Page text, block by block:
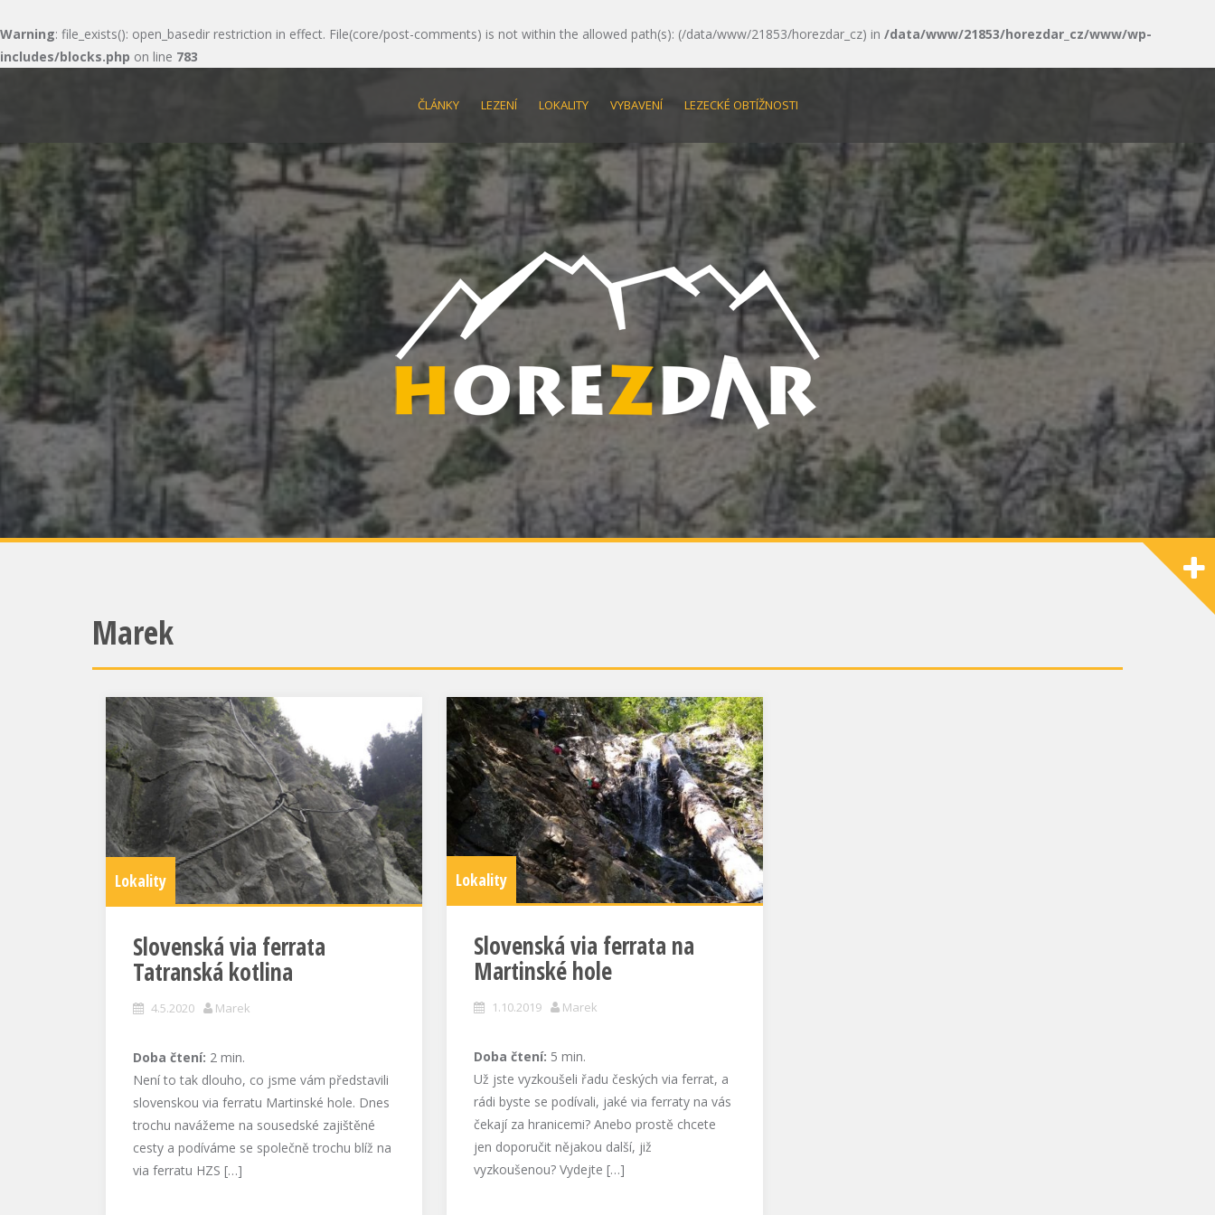
Warning: file_exists(): open_basedir restriction in effect. File(core/post-comments) is not within the allowed path(s): (/data/www/21853/horezdar_cz) in /data/www/21853/horezdar_cz/www/wp-
includes/blocks.php on line 783
ČLÁNKY LEZENÍ LOKALITY VYBAVENÍ LEZECKÉ OBTÍŽNOSTI
Marek
Lokality
Slovenská via ferrata
Tatranská kotlina
4.5.2020 Marek
Doba čtení: 2 min.
Není to tak dlouho, co jsme vám představili
slovenskou via ferratu Martinské hole. Dnes
trochu navážeme na sousedské zajištěné
cesty a podíváme se společně trochu blíž na
via ferratu HZS […]
Lokality
Slovenská via ferrata na
Martinské hole
1.10.2019 Marek
Doba čtení: 5 min.
Už jste vyzkoušeli řadu českých via ferrat, a
rádi byste se podívali, jaké via ferraty na vás
čekají za hranicemi? Anebo prostě chcete
jen doporučit nějakou další, již
vyzkoušenou? Vydejte […]